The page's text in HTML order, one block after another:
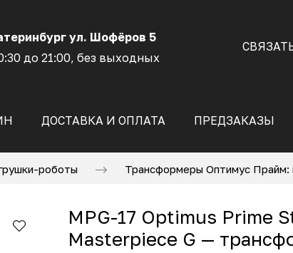
ул. Шофёров 5
до 21:00, без выходных
ДОСТАВКА И ОПЛАТА ПРЕДЗАКАЗЫ
роботы Трансформеры Оптимус Прайм:
MPG-17 Optimus Prime
Masterpiece G —